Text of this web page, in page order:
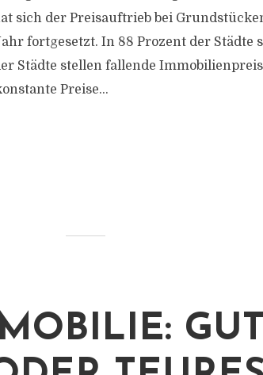
sich der Preisauftrieb bei
fortgesetzt. In 88 Prozent der Städte
Städte stellen fallende
Preise...